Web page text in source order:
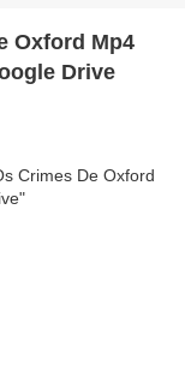
Oxford Mp4
Drive